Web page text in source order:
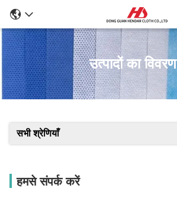
उत्पादों का विवरण
सभी श्रेणियाँ
हमसे संपर्क करें